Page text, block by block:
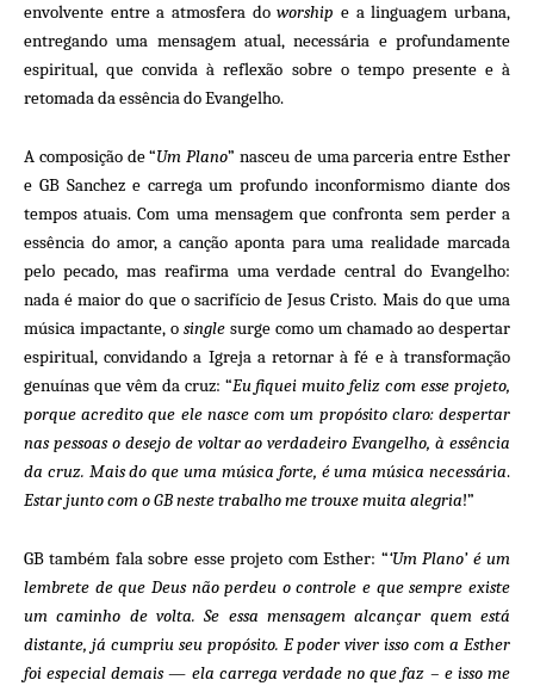
envolvente entre a atmosfera doworship e a linguagem urbana,
entregando uma mensagem atual, necessária e profundamente
espiritual, que convida à reflexão sobre o tempo presente e à
retomada da essência do Evangelho.
A composição de “Um Plano” nasceu de uma parceria entre Esther
e GB Sanchez e carrega um profundo inconformismo diante dos
tempos atuais. Com uma mensagem que confronta sem perder a
essência do amor, a canção aponta para uma realidade marcada
pelo pecado, mas reafirma uma verdade central do Evangelho:
nada é maior do que o sacrifício de Jesus Cristo. Mais do que uma
música impactante, o single surge como um chamado ao despertar
espiritual, convidando a Igreja a retornar à fé e à transformação
genuínas que vêm da cruz: “Eu fiquei muito feliz com esse projeto,
porque acredito que ele nasce com um propósito claro: despertar
nas pessoas o desejo de voltar ao verdadeiro Evangelho, à essência
da cruz. Mais do que uma música forte, é uma música necessária.
Estar junto com o GB neste trabalho me trouxe muita alegria!”
GB também fala sobre esse projeto com Esther: “‘Um Plano’ é um
lembrete de que Deus não perdeu o controle e que sempre existe
um caminho de volta. Se essa mensagem alcançar quem está
distante, já cumpriu seu propósito. E poder viver isso com a Esther
foi especial demais — ela carrega verdade no que faz – e isso me